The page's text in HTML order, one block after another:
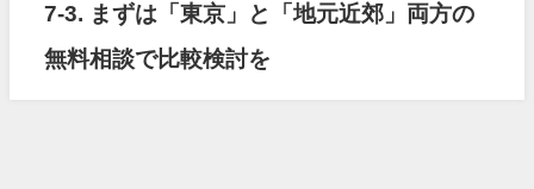
7-3. まずは「東京」と「地元近郊」両方の
無料相談で比較検討を